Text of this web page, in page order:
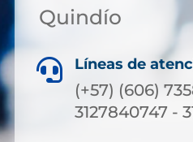
Quindío
 Líneas de
(+57) (606)
3127840747 -